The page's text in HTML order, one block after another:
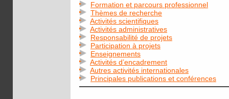
Formation et parcours professionnel
Thèmes de recherche
Activités scientifiques
Activités administratives
Responsabilité de projets
Participation à projets
Enseignements
Activités d’encadrement
Autres activités internationales
Principales publications et conférences